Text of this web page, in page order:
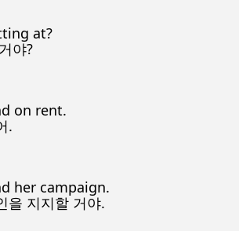
at?
야?
on rent.
.
her campaign.
을 지지할 거야.